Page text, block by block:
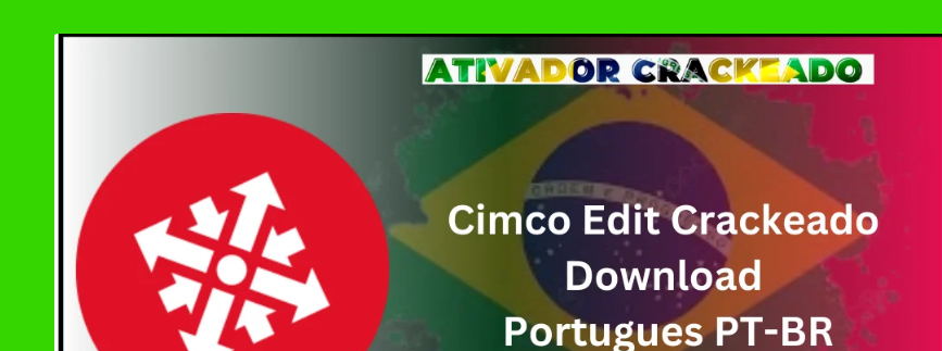
SOLIDWORKS 2024 Download Crackeado 64 Bits Grátis | Ativador
MAGIX VEGAS Pro Crackeado Download Português PT-BR